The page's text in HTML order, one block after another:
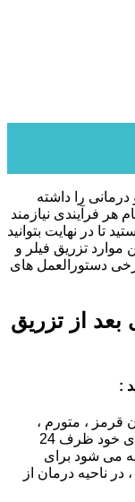
را داشته
هر فرآیندی نیازمند
تا در نهایت بتوانید
موارد تزریق فیلر و
دستورالعمل های
بعد از تزریق
قرمز ، متورم ،
حساس یا کبود است. اگرچه این حالت به خودی خود ظرف 24
می شود برای
ناحیه درمان از